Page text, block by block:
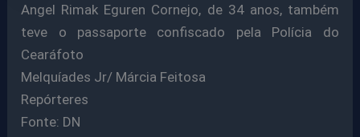
Angel Rimak Eguren Cornejo, de 34 anos, também
teve o passaporte confiscado pela Polícia do
Cearáfoto
Melquíades Jr/ Márcia Feitosa
Repórteres
Fonte: DN